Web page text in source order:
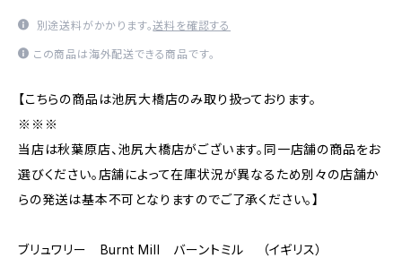
別途送料がかかります。送料を確認する
この商品は海外配送できる商品です。
【こちらの商品は池尻大橋店のみ取り扱っております。
※※※
当店は秋葉原店、池尻大橋店がございます。同一店舗の商品をお
選びください。店舗によって在庫状況が異なるため別々の店舗か
らの発送は基本不可となりますのでご了承ください。】
ブリュワリー Burnt Mill バーントミル （イギリス）